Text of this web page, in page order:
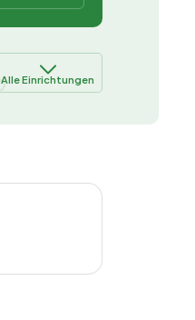
Alle Einrichtungen